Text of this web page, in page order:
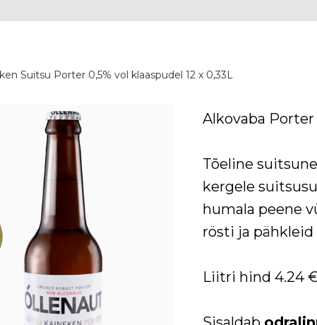
Suitsu Porter 0,5% vol klaaspudel 12 x 0,33L
Alkovaba Porter
Tõeline
kergele
humala peene
rösti ja
Liitri hind 4.24